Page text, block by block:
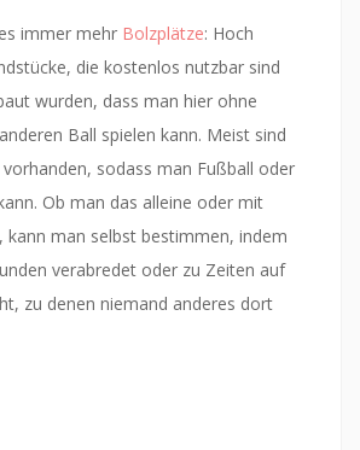
immer mehr Bolzplätze: Hoch
die kostenlos nutzbar sind
wurden, dass man hier ohne
Ball spielen kann. Meist sind
sodass man Fußball oder
Ob man das alleine oder mit
kann man selbst bestimmen, indem
verabredet oder zu Zeiten auf
zu denen niemand anderes dort